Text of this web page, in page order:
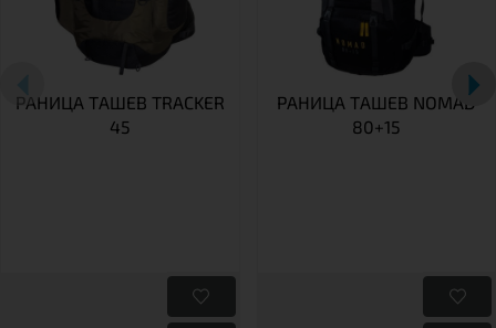
РАНИЦА TАШЕВ TRACKER
45
РАНИЦА ТАШЕВ NOMAD
80+15